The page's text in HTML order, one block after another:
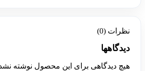
نظرات (0)
دیدگاهها
هیچ دیدگاهی برای این محصول نوشته